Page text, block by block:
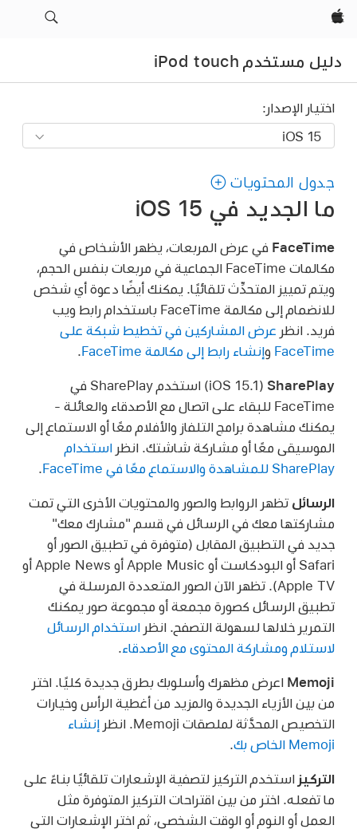
Apple‏
دليل مستخدم iPod touch
اختيار الإصدار:
جدول المحتويات
ما الجديد في iOS 15
FaceTime في عرض المربعات، يظهر الأشخاص في
مكالمات FaceTime الجماعية في مربعات بنفس الحجم،
ويتم تمييز المتحدِّث تلقائيًا. يمكنك أيضًا دعوة أي شخص
للانضمام إلى مكالمة FaceTime باستخدام رابط ويب
فريد. انظر عرض المشاركين في تخطيط شبكة على
FaceTime وإنشاء رابط إلى مكالمة FaceTime
SharePlay
(iOS 15.1) استخدم SharePlay في
FaceTime للبقاء على اتصال مع الأصدقاء والعائلة -
يمكنك مشاهدة برامج التلفاز والأفلام معًا أو الاستماع إلى
الموسيقى معًا أو مشاركة شاشتك. انظر استخدام
SharePlay للمشاهدة والاستماع معًا في FaceTime
الرسائل تظهر الروابط والصور والمحتويات الأخرى التي تمت
مشاركتها معك في الرسائل في قسم "مشارك معك"
جديد في التطبيق المقابل (متوفرة في تطبيق الصور أو
Safari أو البودكاست أو Apple Music أو Apple News أو
Apple TV). تظهر الآن الصور المتعددة المرسلة في
تطبيق الرسائل كصورة مجمعة أو مجموعة صور يمكنك
التمرير خلالها لسهولة التصفح. انظر استخدام الرسائل
لاستلام ومشاركة المحتوى مع الأصدقاء
Memoji اعرض مظهرك وأسلوبك بطرق جديدة كليًا. اختر
من بين الأزياء الجديدة والمزيد من أغطية الرأس وخيارات
التخصيص المحدَّثة لملصقات Memoji. انظر
إنشاء
Memoji الخاص بك
التركيز استخدم التركيز لتصفية الإشعارات تلقائيًا بناءً على
ما تفعله. اختر من بين اقتراحات التركيز المتوفرة مثل
العمل أو النوم أو الوقت الشخصي، ثم اختر الإشعارات التي